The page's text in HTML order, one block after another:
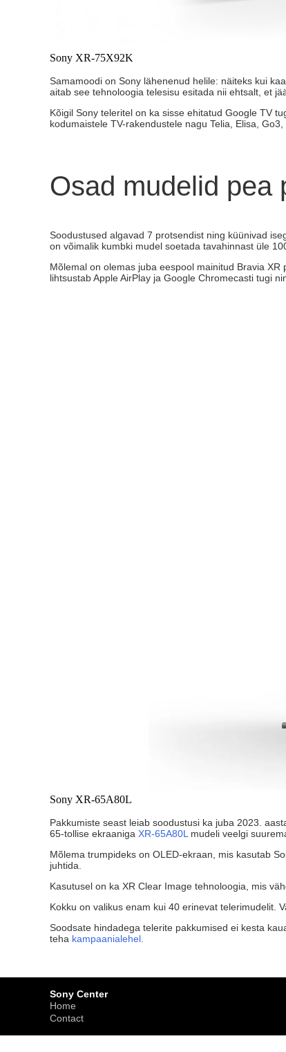
Sony XR-75X92K
Samamoodi on Sony lähenenud helile: näiteks kui
aitab see tehnoloogia telesisu esitada nii ehtsalt, et
Kõigil Sony teleritel on ka sisse ehitatud Google TV
kodumaistele TV-rakendustele nagu Telia, Elisa, Go3,
Osad mudelid pea
Soodustused algavad 7 protsendist ning küünivad
on võimalik kumbki mudel soetada tavahinnast üle
Mõlemal on olemas juba eespool mainitud Bravia
lihtsustab Apple AirPlay ja Google Chromecasti tugi
Sony XR-65A80L
Pakkumiste seast leiab soodustusi ka juba 2023.
65-tollise ekraaniga XR-65A80L mudeli veelgi
Mõlema trumpideks on OLED-ekraan, mis kasutab
juhtida.
Kasutusel on ka XR Clear Image tehnoloogia, mis
Kokku on valikus enam kui 40 erinevat telerimudelit.
Soodsate hindadega telerite pakkumised ei kesta
teha kampaanialehel.
Sony Center
Home
Contact